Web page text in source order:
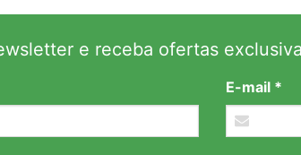
e receba ofertas
E-mail *